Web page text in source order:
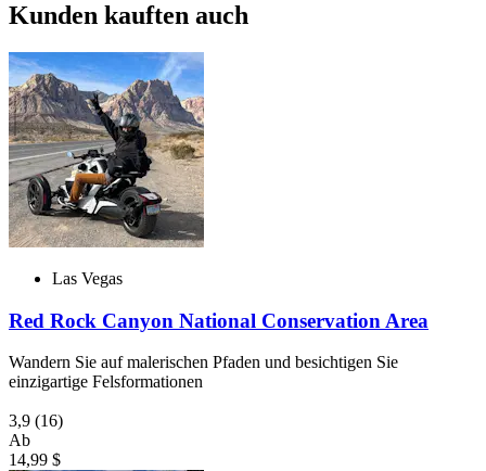
Kunden kauften auch
Las Vegas
Red Rock Canyon National Conservation Area
Wandern Sie auf malerischen Pfaden und besichtigen Sie
einzigartige Felsformationen
3,9 (16)
Ab
14,99 $